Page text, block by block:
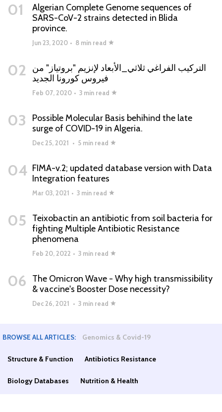
01
Algerian Complete Genome sequences of
SARS-CoV-2 strains detected in Blida
province.
Jun 23, 2020 • 8 min read
02
التركيب الفراغي ثلاثي_الأبعاد لإنزيم "بروتياز" من
فيروس كورونا الجديد
Feb 07, 2020 • 3 min read
03
Possible Molecular Basis behihind the late
surge of COVID-19 in Algeria.
Dec 25, 2021 • 5 min read
04 FIMA-v.2; updated database version with Data
Integration features
Mar 03, 2021 • 3 min read
05
Teixobactin an antibiotic from soil bacteria for
fighting Multiple Antibiotic Resistance
phenomena
Feb 20, 2022 • 3 min read
06
The Omicron Wave - Why high transmissibility
& vaccine's Booster Dose necessity?
Dec 26, 2021 • 3 min read
BROWSE ALL ARTICLES: Genomics & Covid-19
Structure & Function Antibiotics Resistance
Biology Databases Nutrition & Health